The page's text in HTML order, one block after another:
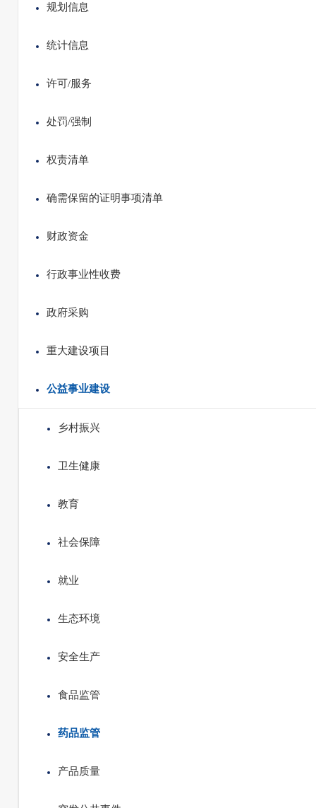
规划信息
统计信息
许可/服务
处罚/强制
权责清单
确需保留的证明事项清单
财政资金
行政事业性收费
政府采购
重大建设项目
公益事业建设
乡村振兴
卫生健康
教育
社会保障
就业
生态环境
安全生产
食品监管
药品监管
产品质量